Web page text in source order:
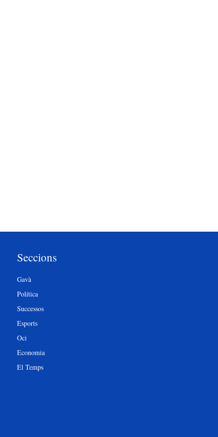
Seccions
Gavà
Política
Successos
Esports
Oci
Economia
El Temps